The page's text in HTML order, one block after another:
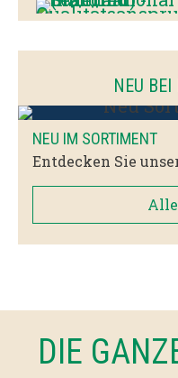
NEU
NEU IM SORTIMENT
Entdecken Sie
DIE